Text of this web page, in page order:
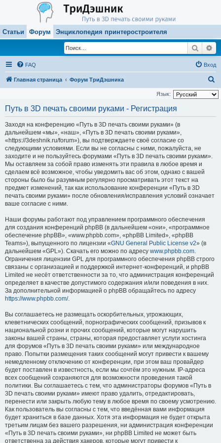
Статьи Форум Энциклопедия принтеростроителя
Поиск
FAQ Вход
Главная страница Форум ТриДэшника
о
Язык:
Путь в 3D печать своими руками - Регистрация
Заходя на конференцию «Путь в 3D печать своими руками» (в
дальнейшем «мы», «наш», «Путь в 3D печать своими руками»,
«https://3deshnik.ru/forum»), вы подтверждаете своё согласие со
следующими условиями. Если вы не согласны с ними, пожалуйста, не
заходите и не пользуйтесь форумами «Путь в 3D печать своими руками».
Мы оставляем за собой право изменять эти правила в любое время и
сделаем всё возможное, чтобы уведомить вас об этом, однако с вашей
стороны было бы разумным регулярно просматривать этот текст на
предмет изменений, так как использование конференции «Путь в 3D
печать своими руками» после обновления/исправления условий означает
ваше согласие с ними.
Наши форумы работают под управлением программного обеспечения
для создания конференций phpBB (в дальнейшем «они», «программное
обеспечение phpBB», «www.phpbb.com», «phpBB Limited», «phpBB
Teams»), выпущенного по лицензии «GNU General Public License v2» (в
дальнейшем «GPL»). Скачать его можно по адресу www.phpbb.com.
Ограничения лицензии GPL для программного обеспечения phpBB строго
связаны с организацией и поддержкой интернет-конференций, и phpBB
Limited не несёт ответственности за то, что администрация конференций
определяет в качестве допустимого содержания и/или поведения в них.
За дополнительной информацией о phpBB обращайтесь по адресу
https://www.phpbb.com/.
Вы соглашаетесь не размещать оскорбительных, угрожающих,
клеветнических сообщений, порнографических сообщений, призывов к
национальной розни и прочих сообщений, которые могут нарушить
законы вашей страны, страны, которая предоставляет услуги хостинга
для форумов «Путь в 3D печать своими руками» или международное
право. Попытки размещения таких сообщений могут привести к вашему
немедленному отключению от конференции, при этом ваш провайдер
будет поставлен в известность, если мы сочтём это нужным. IP-адреса
всех сообщений сохраняются для возможности проведения такой
политики. Вы соглашаетесь с тем, что администраторы форумов «Путь в
3D печать своими руками» имеют право удалить, отредактировать,
перенести или закрыть любую тему в любое время по своему усмотрению.
Как пользователь вы согласны с тем, что введённая вами информация
будет храниться в базе данных. Хотя эта информация не будет открыта
третьим лицам без вашего разрешения, ни администрация конференции
«Путь в 3D печать своими руками», ни phpBB Limited не может быть
ответственна за действия хакеров, которые могут привести к